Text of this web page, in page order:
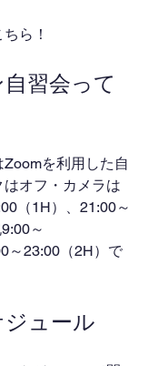
ら！
習会って
を利用した自
オフ・カメラは
（1H）、21:00～
～
～23:00（2H）で
ュール